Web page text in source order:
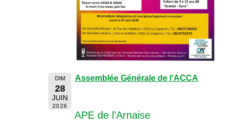
DIM
28
JUIN
2026
Assemblée Générale de l'ACCA
APE de l’Arnaise